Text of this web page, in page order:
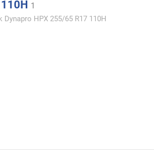
1
HPX 255/65 R17 110H